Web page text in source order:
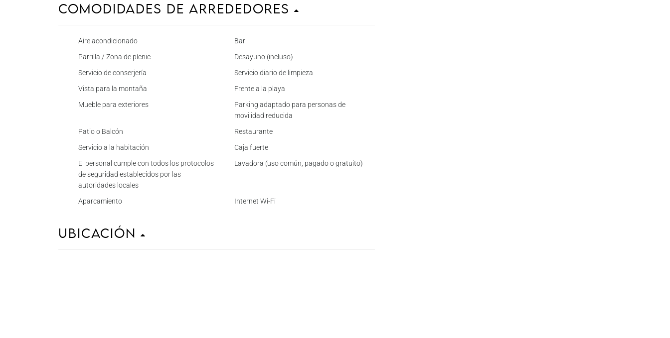
Comodidades de Arrededores
Aire acondicionado
Bar
Parrilla / Zona de pícnic
Desayuno (incluso)
Servicio de conserjería
Servicio diario de limpieza
Vista para la montaña
Frente a la playa
Mueble para exteriores
Parking adaptado para personas de
movilidad reducida
Patio o Balcón
Restaurante
Servicio a la habitación
Caja fuerte
El personal cumple con todos los protocolos
de seguridad establecidos por las
autoridades locales
Lavadora (uso común, pagado o gratuito)
Aparcamiento Internet Wi-Fi
Ubicación